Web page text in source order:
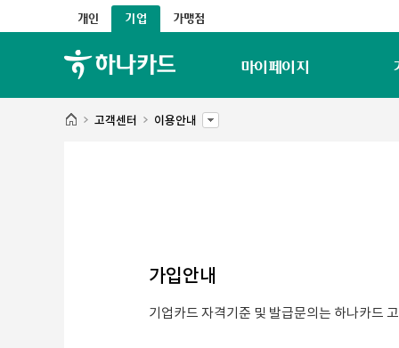
개인 기업 가맹점
마이페이지
고객센터 이용안내
가입안내
기업카드 자격기준 및 발급문의는 하나카드